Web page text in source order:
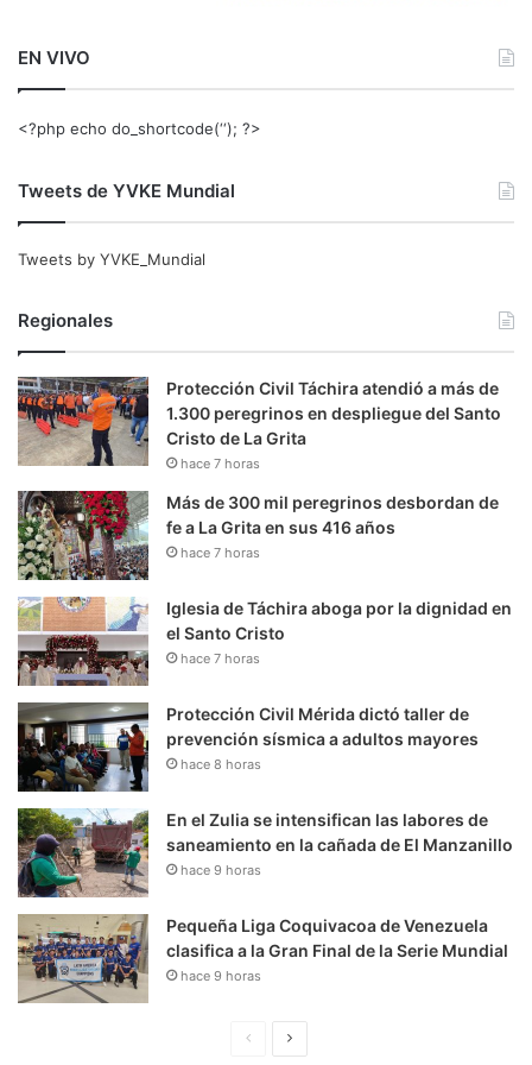
EN VIVO
<?php echo do_shortcode(‘‘); ?>
Tweets de YVKE Mundial
Tweets by YVKE_Mundial
Regionales
Protección Civil Táchira atendió a más de
1.300 peregrinos en despliegue del Santo
Cristo de La Grita
hace 7 horas
Más de 300 mil peregrinos desbordan de
fe a La Grita en sus 416 años
hace 7 horas
Iglesia de Táchira aboga por la dignidad en
el Santo Cristo
hace 7 horas
Protección Civil Mérida dictó taller de
prevención sísmica a adultos mayores
hace 8 horas
En el Zulia se intensifican las labores de
saneamiento en la cañada de El Manzanillo
hace 9 horas
Pequeña Liga Coquivacoa de Venezuela
clasifica a la Gran Final de la Serie Mundial
hace 9 horas